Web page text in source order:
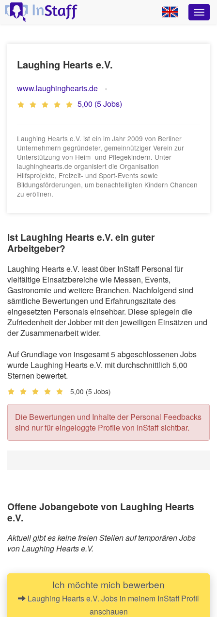
Laughing Hearts e.V.
www.laughinghearts.de
5,00 (5 Jobs)
Laughing Hearts e.V. ist ein im Jahr 2009 von Berliner
Unternehmern gegründeter, gemeinnütziger Verein zur
Unterstützung von Heim- und Pflegekindern. Unter
laughinghearts.de organisiert die Organisation
Hilfsprojekte, Freizeit- und Sport-Events sowie
Bildungsförderungen, um benachteiligten Kindern Chancen
zu eröffnen.
Ist Laughing Hearts e.V. ein guter
Arbeitgeber?
Laughing Hearts e.V. least über InStaff Personal für
vielfältige Einsatzbereiche wie Messen, Events,
Gastronomie und weitere Branchen. Nachfolgend sind
sämtliche Bewertungen und Erfahrungszitate des
eingesetzten Personals einsehbar. Diese spiegeln die
Zufriedenheit der Jobber mit den jeweiligen Einsätzen und
der Zusammenarbeit wider.
Auf Grundlage von insgesamt 5 abgeschlossenen Jobs
wurde Laughing Hearts e.V. mit durchschnittlich 5,00
Sternen bewertet.
5,00 (5 Jobs)
Die Bewertungen und Inhalte der Personal Feedbacks
sind nur für eingeloggte Profile von InStaff sichtbar.
Offene Jobangebote von Laughing Hearts
e.V.
Aktuell gibt es keine freien Stellen auf temporären Jobs
von Laughing Hearts e.V.
Ich möchte mich bewerben
Laughing Hearts e.V. Jobs in meinem InStaff Profil
anschauen